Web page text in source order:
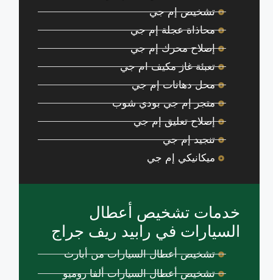
تشخيص إم جي
محاذاة عجلة إم جي
إصلاح محرك إم جي
تعبئة غاز مكيف ام جي
محل دهانات إم جي
متجر إم جي بودي شوب
إصلاح تعليق إم جي
تنجيد إم جي
ميكانيكي إم جي
خدمات تشخيص أعطال
السيارات في رابيد ريف جراج
تشخيص أعطال السيارات من أبارث
تشخيص أعطال السيارات ألفا روميو